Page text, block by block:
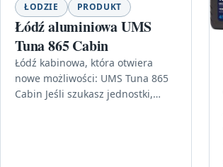
ŁODZIE PRODUKT
Łódź aluminiowa UMS
Tuna 865 Cabin
Łódź kabinowa, która otwiera
nowe możliwości: UMS Tuna 865
Cabin Jeśli szukasz jednostki,